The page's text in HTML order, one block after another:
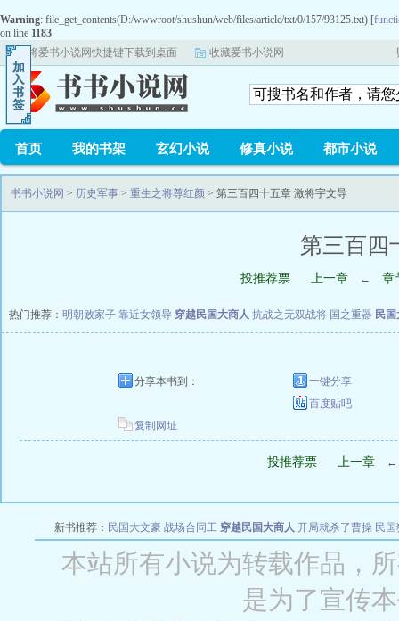
Warning: file_get_contents(D:/wwwroot/shushun/web/files/article/txt/0/157/93125.txt) [
on line 1183
将爱书小说网快捷键下载到桌面
收藏爱书小说网
首页 我的书架 玄幻小说 修真小说 都市小说
书书小说网 > 历史军事 > 重生之将尊红颜 > 第三百四十五章 激将宇文导
第三百四
投推荐票 上一章 ← 章
热门推荐： 明朝败家子 靠近女领导 穿越民国大商人 抗战之无双战将 国之重器 民
分享本书到：
一键分享
百度贴吧
复制网址
投推荐票 上一章 ←
新书推荐： 民国大文豪 战场合同工 穿越民国大商人 开局就杀了曹操 民
本站所有小说为转载作品，
是为了宣传